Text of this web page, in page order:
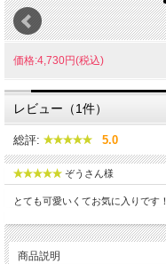
価格:4,730円(税込)
レビュー（1件）
総評: 5.0
ぞうさん様
とても可愛いくてお気に入りです！
商品説明